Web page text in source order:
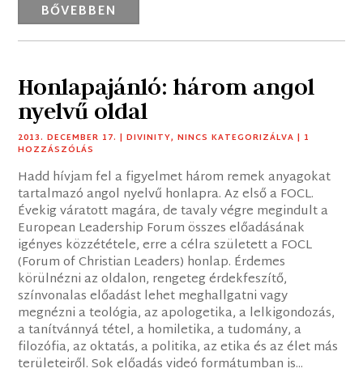
BŐVEBBEN
Honlapajánló: három angol
nyelvű oldal
2013. DECEMBER 17. |DIVINITY,NINCS KATEGORIZÁLVA | 1
HOZZÁSZÓLÁS
Hadd hívjam fel a figyelmet három remek anyagokat
tartalmazó angol nyelvű honlapra. Az első a FOCL.
Évekig váratott magára, de tavaly végre megindult a
European Leadership Forum összes előadásának
igényes közzététele, erre a célra született a FOCL
(Forum of Christian Leaders) honlap. Érdemes
körülnézni az oldalon, rengeteg érdekfeszítő,
színvonalas előadást lehet meghallgatni vagy
megnézni a teológia, az apologetika, a lelkigondozás,
a tanítvánnyá tétel, a homiletika, a tudomány, a
filozófia, az oktatás, a politika, az etika és az élet más
területeiről. Sok előadás videó formátumban is...